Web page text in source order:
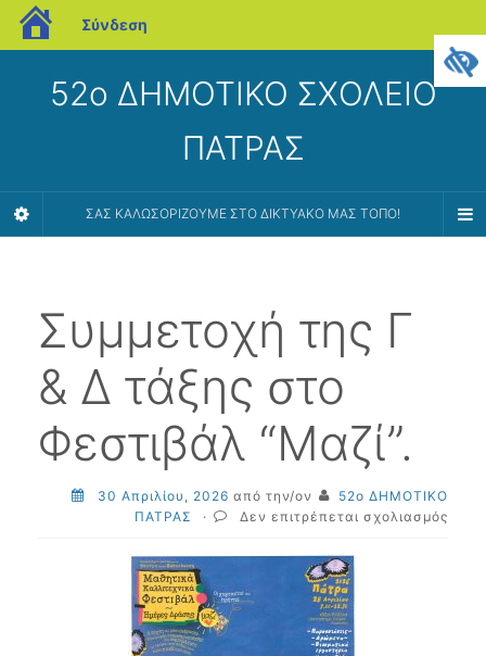
blogs.sch.gr
Σύνδεση
52ο ΔΗΜΟΤΙΚΟ ΣΧΟΛΕΙΟ
ΠΑΤΡΑΣ
ΣΑΣ ΚΑΛΩΣΟΡΊΖΟΥΜΕ ΣΤΟ ΔΙΚΤΥΑΚΌ ΜΑΣ ΤΌΠΟ!
Συμμετοχή της Γ
& Δ τάξης στο
Φεστιβάλ “Μαζί”.
30 Απριλίου, 2026 από την/ον
52ο ΔΗΜΟΤΙΚΟ
ΠΑΤΡΑΣ
· Δεν επιτρέπεται σχολιασμός